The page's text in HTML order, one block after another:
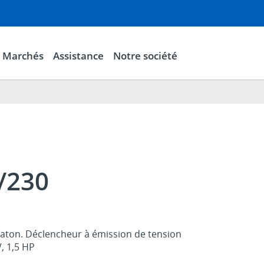
Marchés Assistance Notre société
230
Déclencheur à émission de tension
1,5 HP